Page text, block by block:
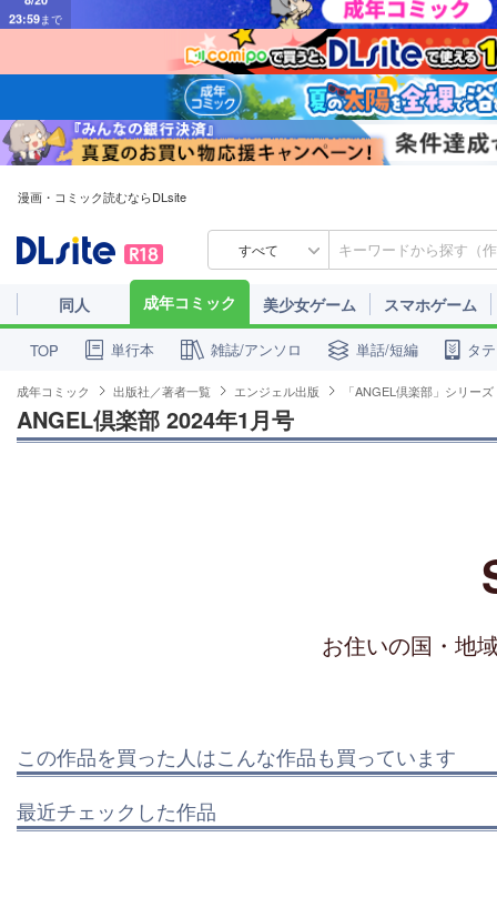
漫画・コミック読むならDLsite
すべて
同人 成年コミック 美少女ゲーム スマホゲーム
TOP 単行本 雑誌/アンソロ 単話/短編 タ
成年コミック 出版社／著者一覧 エンジェル出版 「ANGEL倶楽部」シリーズ
ANGEL倶楽部 2024年1月号
お住いの国・地
この作品を買った人はこんな作品も買っています
最近チェックした作品